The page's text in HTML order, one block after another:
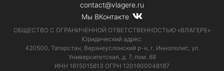
contact@vlagere.ru
Мы ВКонтакте
ОБЩЕСТВО С ОГРАНИЧЕННОЙ ОТВЕТСТВЕННОСТЬЮ «ВЛАГЕРЕ»
Юридический адрес:
420500, Татарстан, Верхнеуслонский р-н, г. Иннополис, ул.
Университетская, д. 7, пом. 68
ИНН 1615015613 ОГРН 1201600048187